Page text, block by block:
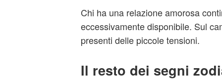
Chi ha una relazione amorosa
eccessivamente disponibile. Sul
presenti delle piccole tensioni.
Il resto dei segni